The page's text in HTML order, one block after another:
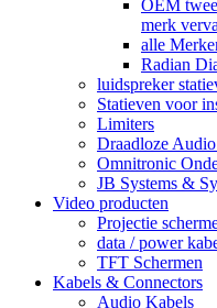
OEM
merk
alle
Radian
luidspreker
Statieven voor
Limiters
Draadloze
Omnitronic
JB Systems &
Video producten
Projectie
data / power
TFT Schermen
Kabels & Connectors
Audio Kabels